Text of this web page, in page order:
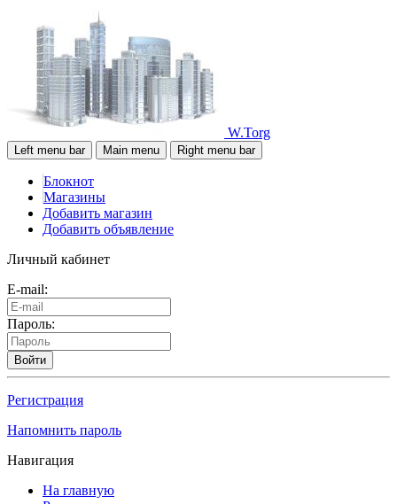
W.Torg
Left menu bar Main menu Right menu bar
Блокнот
Магазины
Добавить магазин
Добавить объявление
Личный кабинет
E-mail:
Пароль:
Войти
Регистрация
Напомнить пароль
Навигация
На главную